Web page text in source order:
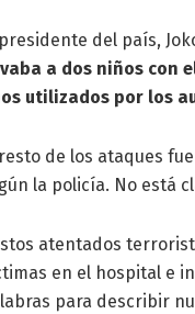
del país,
a dos niños con
utilizados por los
de los ataques
la policía. No está
atentados
en el hospital e
para describir